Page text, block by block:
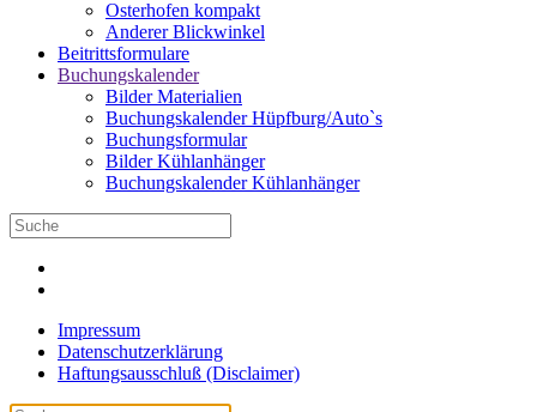
Osterhofen kompakt
Anderer Blickwinkel
Beitrittsformulare
Buchungskalender
Bilder Materialien
Buchungskalender Hüpfburg/Auto`s
Buchungsformular
Bilder Kühlanhänger
Buchungskalender Kühlanhänger
Impressum
Datenschutzerklärung
Haftungsausschluß (Disclaimer)